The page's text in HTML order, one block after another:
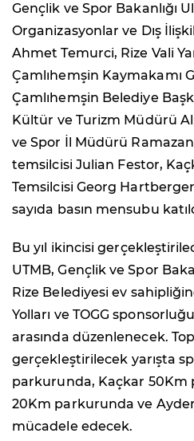
Gençlik ve Spor Bakanlığı
Organizasyonlar ve Dış
Ahmet Temurci, Rize Vali
Çamlıhemşin Kaymakamı
Çamlıhemşin Belediye
Kültür ve Turizm Müdürü
ve Spor İl Müdürü
temsilcisi Julian Festor,
Temsilcisi Georg
sayıda basın mensubu
Bu yıl ikincisi
UTMB, Gençlik ve Spor
Rize Belediyesi ev
Yolları ve TOGG
arasında düzenlenecek.
gerçekleştirilecek yarışta
parkurunda, Kaçkar 50Km
20Km parkurunda ve
mücadele edecek.